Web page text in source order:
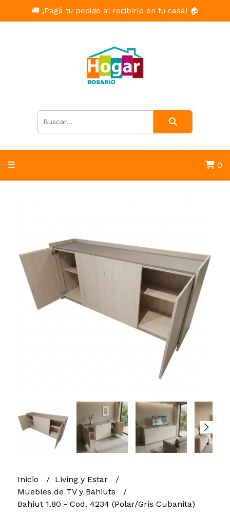
🚚 ¡Pagá tu pedido al recibirlo en tu casa! 🏠
0
Inicio
Living y Estar
Muebles de TV y Bahiuts
Bahiut 1.80 - Cod. 4234 (Polar/Gris Cubanita)